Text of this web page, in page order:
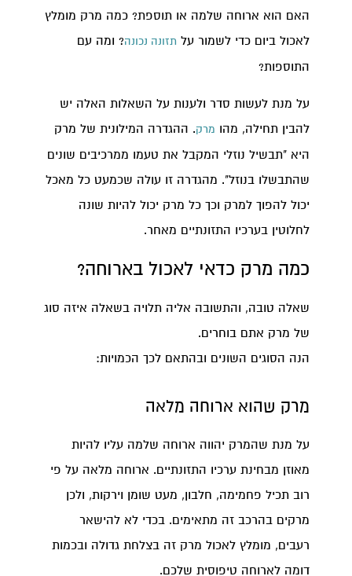
האם הוא ארוחה שלמה או תוספת? כמה מרק מומלץ
לאכול ביום כדי לשמור על תזונה נכונה? ומה עם
התוספות?
על מנת לעשות סדר ולענות על השאלות האלה יש
להבין תחילה, מהו מרק. ההגדרה המילונית של מרק
היא "תבשיל נוזלי המקבל את טעמו ממרכיבים שונים
שהתבשלו בנוזל". מהגדרה זו עולה שכמעט כל מאכל
יכול להפוך למרק וכך כל מרק יכול להיות שונה
לחלוטין בערכיו התזונתיים מאחר.
כמה מרק כדאי לאכול בארוחה?
שאלה טובה, והתשובה אליה תלויה בשאלה איזה סוג
של מרק אתם בוחרים.
הנה הסוגים השונים ובהתאם לכך הכמויות:
מרק שהוא ארוחה מלאה
על מנת שהמרק יהווה ארוחה שלמה עליו להיות
מאוזן מבחינת ערכיו התזונתיים. ארוחה מלאה על פי
רוב תכיל פחמימה, חלבון, מעט שומן וירקות, ולכן
מרקים בהרכב זה מתאימים. בכדי לא להישאר
רעבים, מומלץ לאכול מרק זה בצלחת גדולה ובכמות
דומה לארוחה טיפוסית שלכם.